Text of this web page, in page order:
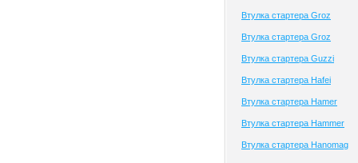
Втулка стартера Groz
Втулка стартера Groz
Втулка стартера Guzzi
Втулка стартера Hafei
Втулка стартера Hamer
Втулка стартера Hammer
Втулка стартера Hanomag